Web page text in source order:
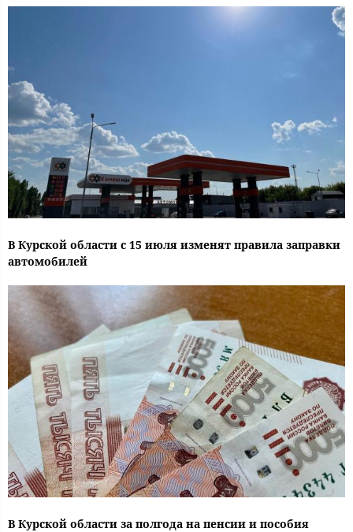
В Курской области с 15 июля изменят правила заправки
автомобилей
В Курской области за полгода на пенсии и пособия